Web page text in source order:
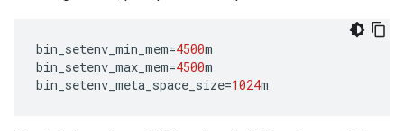
bin_setenv_min_mem=4500m
bin_setenv_max_mem=4500m
bin_setenv_meta_space_size=1024m